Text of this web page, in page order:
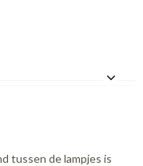
tussen de lampjes is